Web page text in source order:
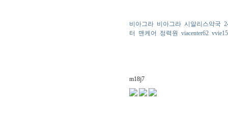
비아그라 비아그라 시알리스약국
터
맨케어 정력원 viacenter62 vvie15
m18j7